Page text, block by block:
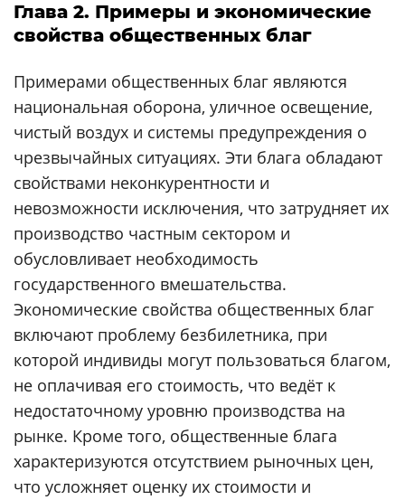
Глава 2. Примеры и экономические
свойства общественных благ
Примерами общественных благ являются
национальная оборона, уличное освещение,
чистый воздух и системы предупреждения о
чрезвычайных ситуациях. Эти блага обладают
свойствами неконкурентности и
невозможности исключения, что затрудняет их
производство частным сектором и
обусловливает необходимость
государственного вмешательства.
Экономические свойства общественных благ
включают проблему безбилетника, при
которой индивиды могут пользоваться благом,
не оплачивая его стоимость, что ведёт к
недостаточному уровню производства на
рынке. Кроме того, общественные блага
характеризуются отсутствием рыночных цен,
что усложняет оценку их стоимости и